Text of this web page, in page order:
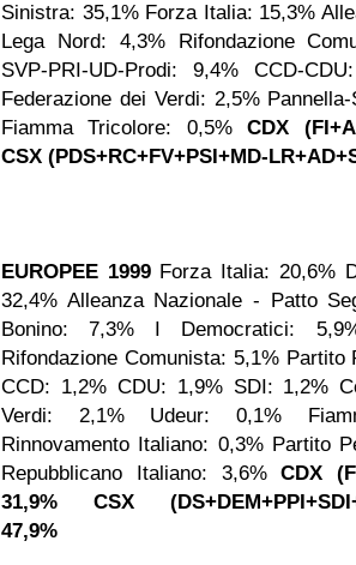
Sinistra: 35,1% Forza Italia: 15,3%
Lega Nord: 4,3%
Rifondazione
SVP-PRI-UD-Prodi: 9,4%
CCD-
Federazione dei Verdi: 2,5%
Fiamma Tricolore: 0,5%
CDX
CSX (PDS+RC+FV+PSI+MD-
EUROPEE 1999 Forza Italia: 20,6%
32,4% Alleanza Nazionale - Patto
Bonino: 7,3%
I Democratici:
Rifondazione Comunista: 5,1% Partito
CCD: 1,2% CDU: 1,9% SDI: 1,2%
Verdi: 2,1%
Udeur: 0,1%
Rinnovamento Italiano: 0,3% Partito
Repubblicano Italiano: 3,6%
CDX
31,9%
CSX
47,9%